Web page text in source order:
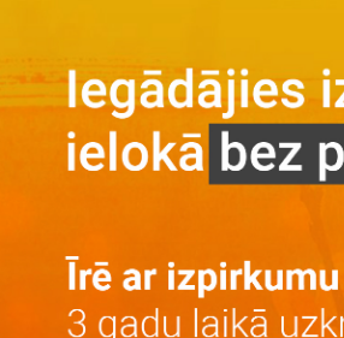
Par projektu
Par projektu
Vieta
Galerija
Privātuma politika
Iegāde
Kontakti